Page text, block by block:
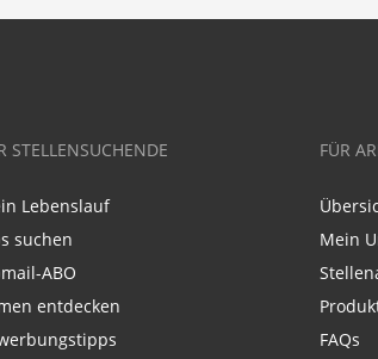
STELLENSUCHENDE
Lebenslauf
suchen
ABO
entdecken
FÜR
Mein
FAQs